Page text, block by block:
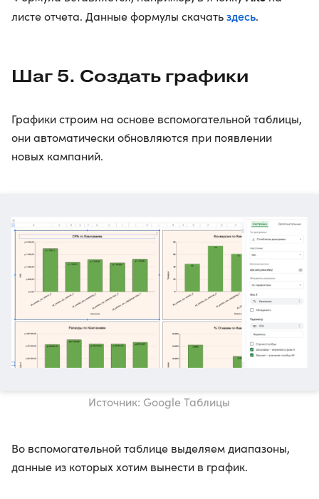
листе отчета. Данные формулы скачатьздесь.
Шаг 5. Создать графики
Графики строим на основе вспомогательной таблицы,
они автоматически обновляются при появлении
новых кампаний.
Источник: Google Таблицы
Во вспомогательной таблице выделяем диапазоны,
данные из которых хотим вынести в график.